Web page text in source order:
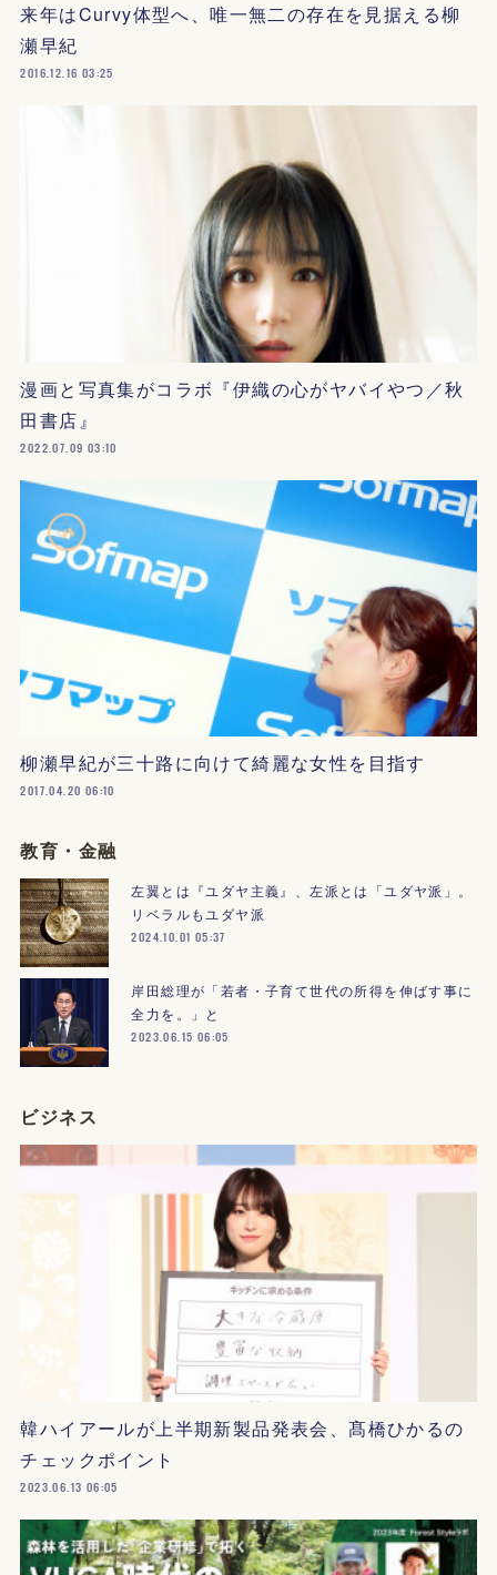
来年はCurvy体型へ、唯一無二の存在を見据える柳
瀬早紀
2016.12.16 03:25
漫画と写真集がコラボ『伊織の心がヤバイやつ／秋
田書店』
2022.07.09 03:10
柳瀬早紀が三十路に向けて綺麗な女性を目指す
2017.04.20 06:10
教育・金融
左翼とは『ユダヤ主義』、左派とは「ユダヤ派」。
リベラルもユダヤ派
2024.10.01 05:37
岸田総理が「若者・子育て世代の所得を伸ばす事に
全力を。」と
2023.06.15 06:05
ビジネス
韓ハイアールが上半期新製品発表会、髙橋ひかるの
チェックポイント
2023.06.13 06:05